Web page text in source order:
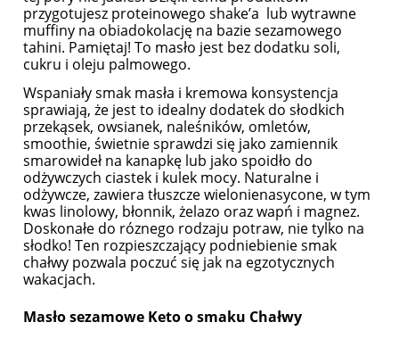
przygotujesz proteinowego shake’a lub wytrawne
muffiny na obiadokolację na bazie sezamowego
tahini. Pamiętaj! To masło jest bez dodatku soli,
cukru i oleju palmowego.
Wspaniały smak masła i kremowa konsystencja
sprawiają, że jest to idealny dodatek do słodkich
przekąsek, owsianek, naleśników, omletów,
smoothie, świetnie sprawdzi się jako zamiennik
smarowideł na kanapkę lub jako spoidło do
odżywczych ciastek i kulek mocy. Naturalne i
odżywcze, zawiera tłuszcze wielonienasycone, w tym
kwas linolowy, błonnik, żelazo oraz wapń i magnez.
Doskonałe do róznego rodzaju potraw, nie tylko na
słodko! Ten rozpieszczający podniebienie smak
chałwy pozwala poczuć się jak na egzotycznych
wakacjach.
Masło sezamowe Keto o smaku Chałwy